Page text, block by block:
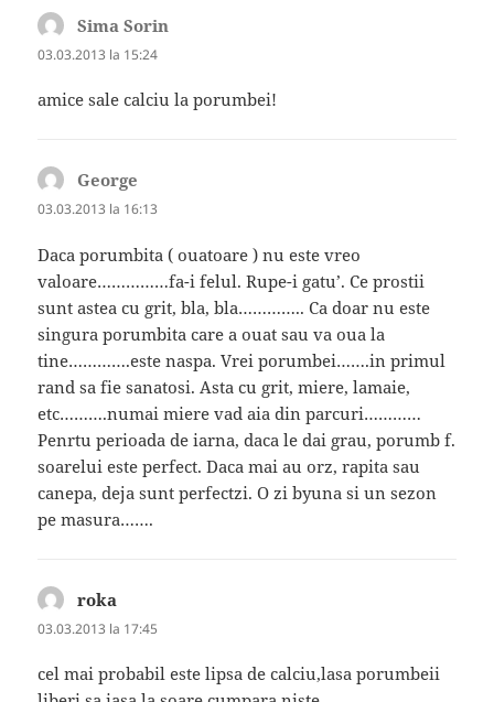
Sima Sorin
03.03.2013 la 15:24
amice sale calciu la porumbei!
George
03.03.2013 la 16:13
Daca porumbita ( ouatoare ) nu este vreo
valoare……………fa-i felul. Rupe-i gatu’. Ce prostii
sunt astea cu grit, bla, bla………….. Ca doar nu este
singura porumbita care a ouat sau va oua la
tine………….este naspa. Vrei porumbei…….in primul
rand sa fie sanatosi. Asta cu grit, miere, lamaie,
etc……….numai miere vad aia din parcuri…………
Penrtu perioada de iarna, daca le dai grau, porumb f.
soarelui este perfect. Daca mai au orz, rapita sau
canepa, deja sunt perfectzi. O zi byuna si un sezon
pe masura…….
roka
03.03.2013 la 17:45
cel mai probabil este lipsa de calciu,lasa porumbeii